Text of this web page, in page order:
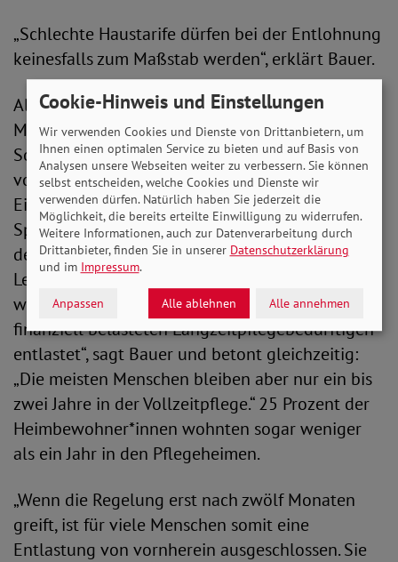
„Schlechte Haustarife dürfen bei der Entlohnung
keinesfalls zum Maßstab werden“, erklärt Bauer.
Als Interessenverband für pflegebedürftige
Menschen und deren Angehörige ist es für den
SoVD besonders wichtig, dass Pflegebedürftige
vor höheren Kosten durch steigende
Eigenanteile geschützt werden. Die Vorschläge
Spahns greifen jedoch an dieser Stelle aus Sicht
des Verbandes zu kurz. „Durch
Leistungszuschläge in der vollstationären Pflege
werden zwar die in besonders hohem Maße
finanziell belasteten Langzeitpflegebedürftigen
entlastet“, sagt Bauer und betont gleichzeitig:
„Die meisten Menschen bleiben aber nur ein bis
zwei Jahre in der Vollzeitpflege.“ 25 Prozent der
Heimbewohner*innen wohnten sogar weniger
als ein Jahr in den Pflegeheimen.
„Wenn die Regelung erst nach zwölf Monaten
greift, ist für viele Menschen somit eine
Entlastung von vornherein ausgeschlossen. Sie
Cookie-Hinweis und Einstellungen
Wir verwenden Cookies und Dienste von Drittanbietern, um
Ihnen einen optimalen Service zu bieten und auf Basis von
Analysen unsere Webseiten weiter zu verbessern. Sie können
selbst entscheiden, welche Cookies und Dienste wir
verwenden dürfen. Natürlich haben Sie jederzeit die
Möglichkeit, die bereits erteilte Einwilligung zu widerrufen.
Weitere Informationen, auch zur Datenverarbeitung durch
Drittanbieter, finden Sie in unserer Datenschutzerklärung
und im Impressum.
Anpassen Alle ablehnen Alle annehmen